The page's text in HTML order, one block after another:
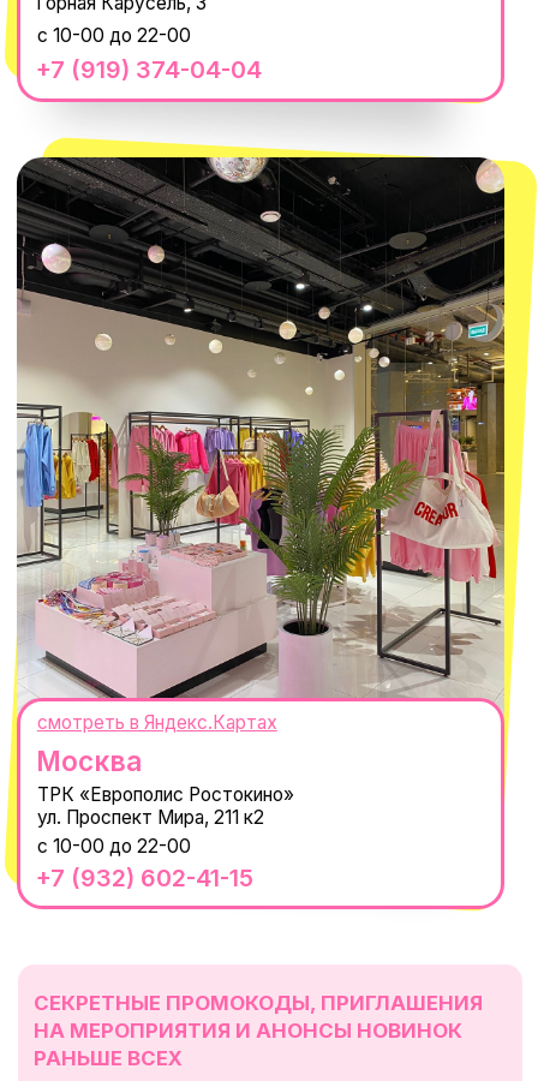
ИП Проворный Алексей Алексеевич
ИНН 667114098580
ОГРНИП 320665800076581
Telegram
WhatsApp
8 800 550-06-92
macrocosm_store@mail.ru
© 2021-2025 Macrocosm ®
Оферта
Пользовательское соглашение